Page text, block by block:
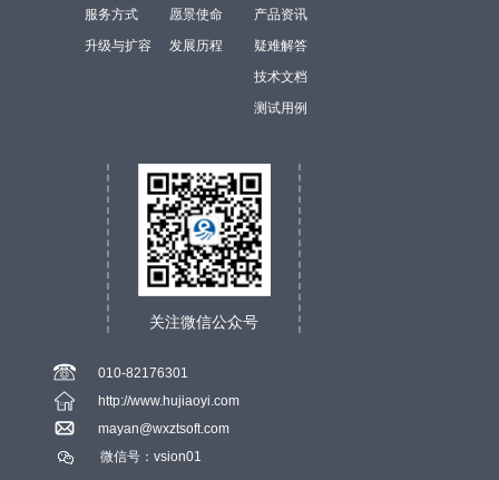
服务方式
升级与扩容
愿景使命
发展历程
产品资讯
疑难解答
技术文档
测试用例
关注微信公众号
010-82176301
http://www.hujiaoyi.com
mayan@wxztsoft.com
微信号：vsion01